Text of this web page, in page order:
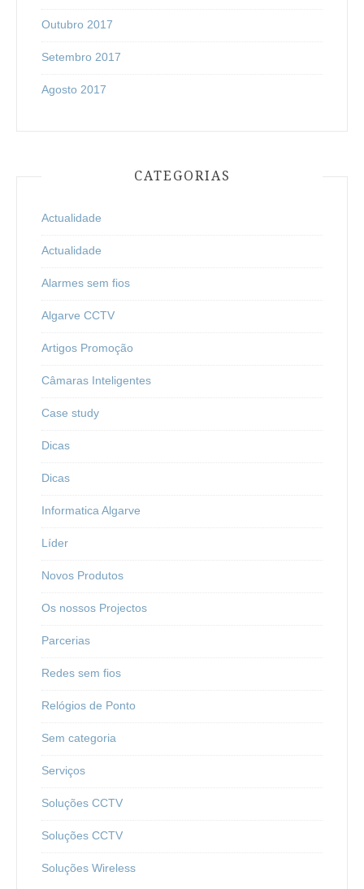
Outubro 2017
Setembro 2017
Agosto 2017
CATEGORIAS
Actualidade
Actualidade
Alarmes sem fios
Algarve CCTV
Artigos Promoção
Câmaras Inteligentes
Case study
Dicas
Dicas
Informatica Algarve
Líder
Novos Produtos
Os nossos Projectos
Parcerias
Redes sem fios
Relógios de Ponto
Sem categoria
Serviços
Soluções CCTV
Soluções CCTV
Soluções Wireless